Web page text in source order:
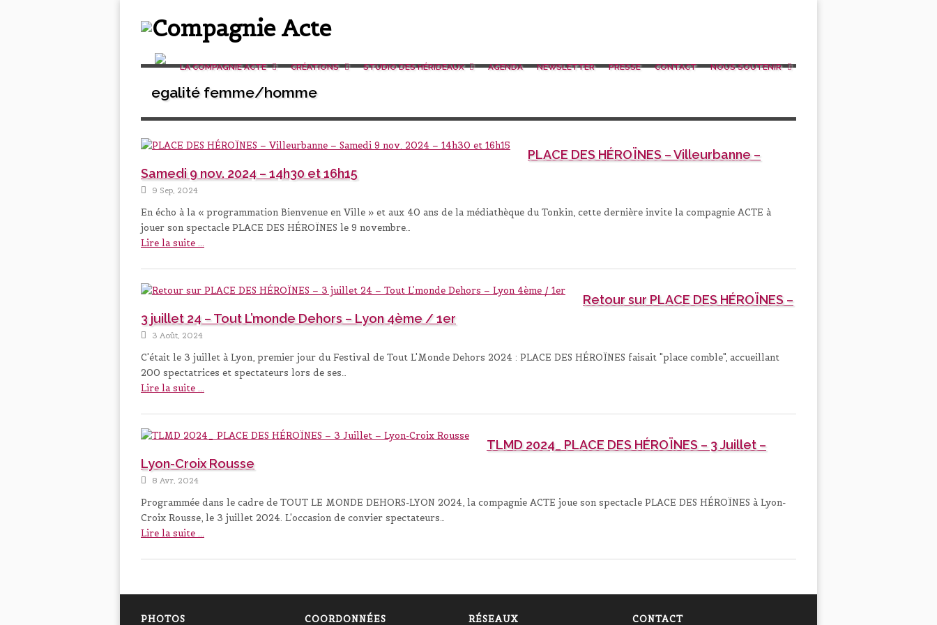
LA COMPAGNIE ACTE CRÉATIONS STUDIO DES HÉRIDEAUX AGENDA NEWSLETTER PRESSE CONTACT NOUS SOUTENIR
egalité femme/homme
PLACE DES HÉROÏNES – Villeurbanne –
Samedi 9 nov. 2024 – 14h30 et 16h15
9 Sep, 2024
En écho à la « programmation Bienvenue en Ville » et aux 40 ans de la médiathèque du Tonkin, cette dernière invite la compagnie ACTE à
jouer son spectacle PLACE DES HÉROÏNES le 9 novembre…
Lire la suite ...
Retour sur PLACE DES HÉROÏNES –
3 juillet 24 – Tout L’monde Dehors – Lyon 4ème / 1er
3 Août, 2024
C'était le 3 juillet à Lyon, premier jour du Festival de Tout L'Monde Dehors 2024 : PLACE DES HÉROÏNES faisait "place comble", accueillant
200 spectatrices et spectateurs lors de ses…
Lire la suite ...
TLMD 2024_ PLACE DES HÉROÏNES – 3 Juillet –
Lyon-Croix Rousse
8 Avr, 2024
Programmée dans le cadre de TOUT LE MONDE DEHORS-LYON 2024, la compagnie ACTE joue son spectacle PLACE DES HÉROÏNES à Lyon-
Croix Rousse, le 3 juillet 2024. L'occasion de convier spectateurs…
Lire la suite ...
PHOTOS COORDONNÉES RÉSEAUX CONTACT